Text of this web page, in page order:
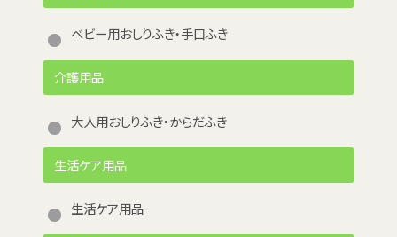
ベビー用おしりふき・手口ふき
介護用品
大人用おしりふき・からだふき
生活ケア用品
生活ケア用品